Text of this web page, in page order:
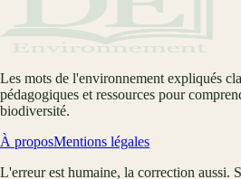
Les mots de l'environnement expliqués
pédagogiques et ressources pour
biodiversité.
À proposMentions légales
L'erreur est humaine, la correction aussi.